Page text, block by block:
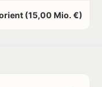
(15,00 Mio. €)